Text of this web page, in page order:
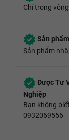
Chỉ trong
Sản
Sản phẩm
Được Tư
Nghiệp
Bạn không
0932069556